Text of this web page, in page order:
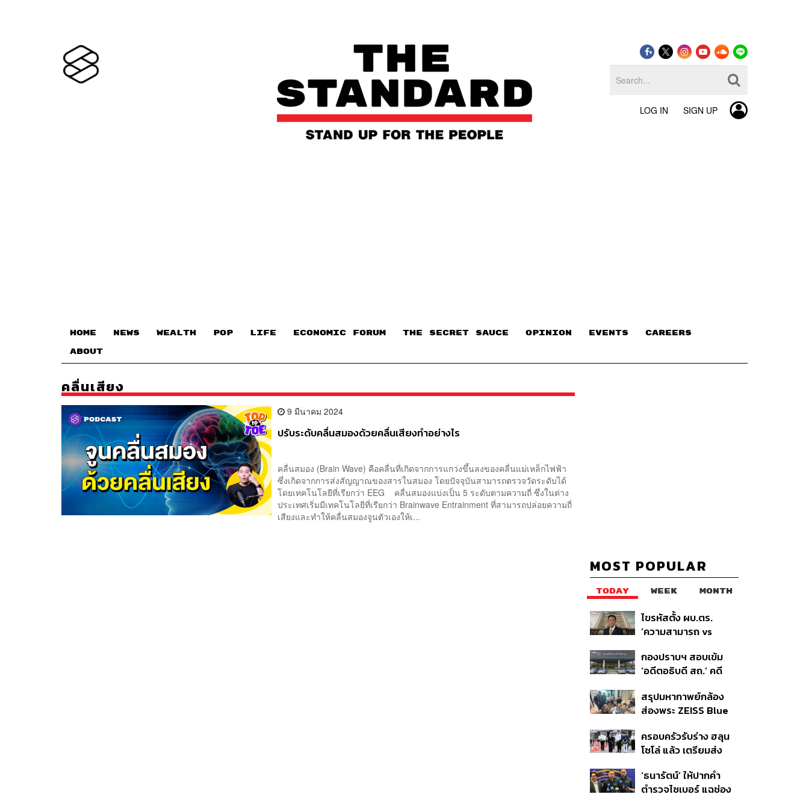
LOG IN SIGN UP
HOME NEWS WEALTH POP LIFE ECONOMIC FORUM THE SECRET SAUCE​ OPINION EVENTS CAREERS
ABOUT
คลื่นเสียง
9 มีนาคม 2024
ปรับระดับคลื่นสมองด้วยคลื่นเสียงทำอย่างไร
คลื่นสมอง (Brain Wave) คือคลื่นที่เกิดจากการแกว่งขึ้นลงของคลื่นแม่เหล็กไฟฟ้า
ซึ่งเกิดจากการส่งสัญญาณของสารในสมอง โดยปัจจุบันสามารถตรวจวัดระดับได้
โดยเทคโนโลยีที่เรียกว่า EEG คลื่นสมองแบ่งเป็น 5 ระดับตามความถี่ ซึ่งในต่าง
ประเทศเริ่มมีเทคโนโลยีที่เรียกว่า Brainwave Entrainment ที่สามารถปล่อยความถี่
เสียงและทำให้คลื่นสมองจูนตัวเองให้เ...
MOST POPULAR
TODAY WEEK MONTH
ไขรหัสตั้ง ผบ.ตร.
‘ความสามารถ vs
ปฏิรูปสีกากี กับ
พล.ต.อ. เอก อังสนา
กองปราบฯ สอบเข้ม
‘อดีตอธิบดี สถ.’ คดี
6 ข้อหาหนัก จ่อชง
ป.ป.ช. 12 ส.ค. นี้
สรุปมหากาพย์กล้อง
ส่องพระ ZEISS Blue
ผลิต 8.3 ล้าน สู่ข้อ
พิพาท ‘มาเวลล์ฯ’ ฟ้อง
หนี้-แอบระบุแบรนด์
ครอบครัวรับร่าง ฮลุน
โซโล่ แล้ว เตรียมส่ง
เสียชีวิต
‘ธนารัตน์’ ให้ปากคำ
ตำรวจไซเบอร์ แฉช่อง